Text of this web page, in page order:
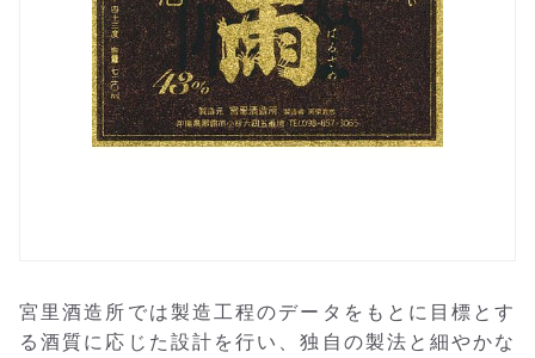
宮里酒造所では製造工程のデータをもとに目標とす
る酒質に応じた設計を行い、独自の製法と細やかな